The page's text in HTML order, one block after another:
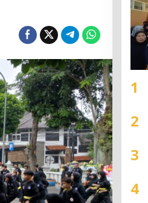
1
2
3
4